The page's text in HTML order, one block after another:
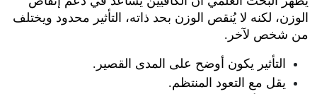
من شخص لآخر.
التأثير يكون أوضح على المدى القصير.
يقل مع التعود المنتظم.